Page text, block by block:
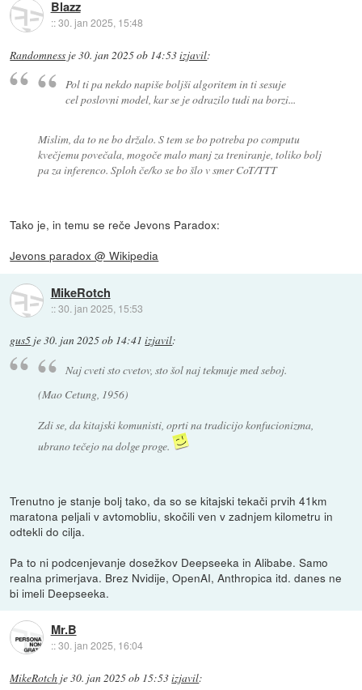
Blazz
::30. jan 2025, 15:48
Randomness je30. jan 2025 ob 14:53izjavil:
Pol ti pa nekdo napiše boljši algoritem in ti sesuje
cel poslovni model, kar se je odrazilo tudi na borzi...
Mislim, da to ne bo držalo. S tem se bo potreba po computu
kvečjemu povečala, mogoče malo manj za treniranje, toliko bolj
pa za inferenco. Sploh če/ko se bo šlo v smer CoT/TTT
Tako je, in temu se reče Jevons Paradox:
Jevons paradox @ Wikipedia
MikeRotch
::30. jan 2025, 15:53
gus5 je30. jan 2025 ob 14:41 izjavil:
Naj cveti sto cvetov, sto šol naj tekmuje med seboj.
(Mao Cetung, 1956)
Zdi se, da kitajski komunisti, oprti na tradicijo konfucionizma,
ubrano tečejo na dolge proge.
Trenutno je stanje bolj tako, da so se kitajski tekači prvih 41km
maratona peljali v avtomobliu, skočili ven v zadnjem kilometru in
odtekli do cilja.
Pa to ni podcenjevanje dosežkov Deepseeka in Alibabe. Samo
realna primerjava. Brez Nvidije, OpenAI, Anthropica itd. danes ne
bi imeli Deepseeka.
Mr.B
::30. jan 2025, 16:04
MikeRotch je30. jan 2025 ob 15:53izjavil: